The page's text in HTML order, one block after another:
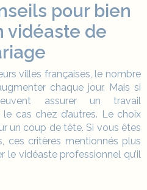
pour bien
vidéaste de
villes françaises, le nombre
chaque jour. Mais si
assurer un travail
le cas chez d’autres. Le choix
un coup de tête. Si vous êtes
ces critères mentionnés plus
le vidéaste professionnel qu’il